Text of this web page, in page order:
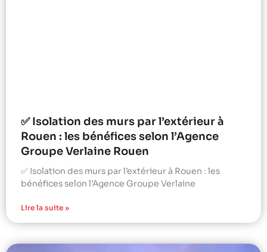
✅ Isolation des murs par l’extérieur à
Rouen : les bénéfices selon l’Agence
Groupe Verlaine Rouen
✅ Isolation des murs par l’extérieur à Rouen : les
bénéfices selon l’Agence Groupe Verlaine
Lire la suite »